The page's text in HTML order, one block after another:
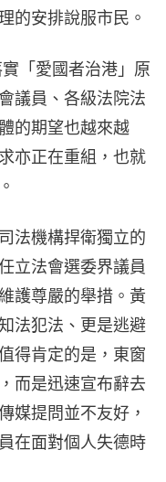
的安排說服市民。
「愛國者治港」原
議員、各級法院法
的期望也越來越
亦正在重組，也就
法機構捍衛獨立的
立法會選委界議員
護尊嚴的舉措。黃
法犯法、更是逃避
得肯定的是，東窗
而是迅速宣布辭去
媒提問並不友好，
在面對個人失德時